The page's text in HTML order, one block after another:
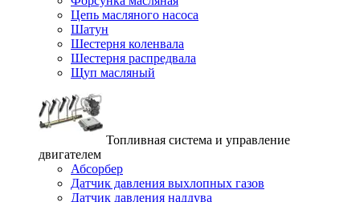
Цепь масляного насоса
Шатун
Шестерня коленвала
Шестерня распредвала
Щуп масляный
Топливная система и управление
двигателем
Абсорбер
Датчик давления выхлопных газов
Датчик давления наддува